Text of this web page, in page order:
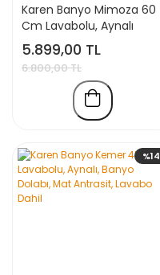
Karen Banyo Mimoza 60
Cm Lavabolu, Aynalı
Banyo Dolabı Seti,
Komple MDF Seramik
Lavabo Dahil, Mdf
5.899,00 TL
6.800,00 TL
%14